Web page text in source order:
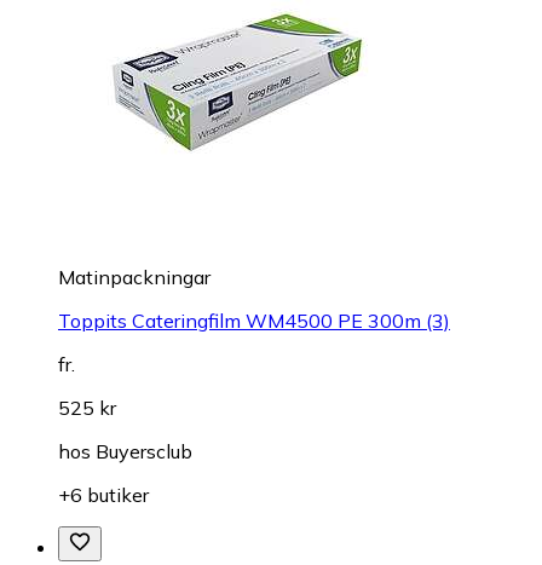
Matinpackningar
Toppits Cateringfilm WM4500 PE 300m (3)
fr.
525 kr
hos Buyersclub
+6 butiker